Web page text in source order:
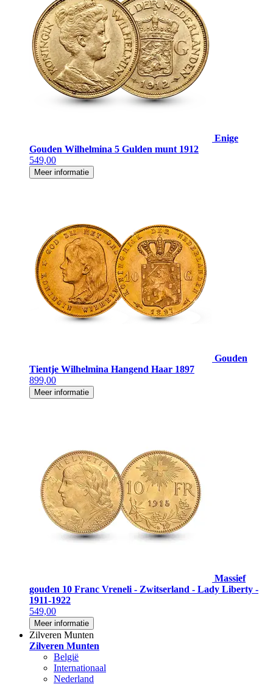
Enige
Gouden Wilhelmina 5 Gulden munt 1912
549,00
Meer informatie
Gouden
Tientje Wilhelmina Hangend Haar 1897
899,00
Meer informatie
Massief
gouden 10 Franc Vreneli - Zwitserland - Lady Liberty -
1911-1922
549,00
Meer informatie
Zilveren Munten
Zilveren Munten
België
Internationaal
Nederland